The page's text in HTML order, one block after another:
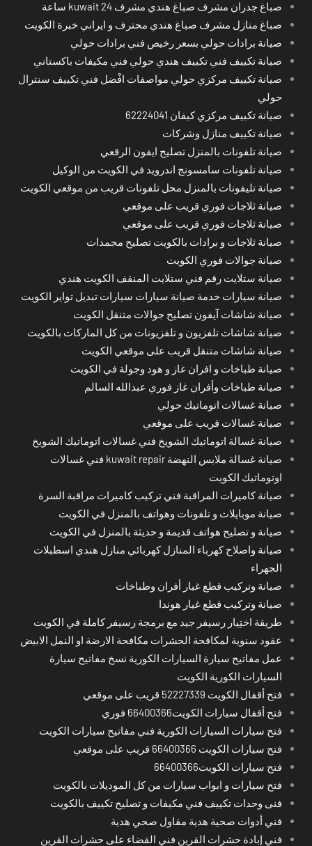
صباغ جدران مشرف صباغ هندي مشرف kuwait 24 ساعة
صباغ منازل مشرف صباغ هندي محترف و ايراني خبرة الكويت
صيانة برادات حولي بسعر رخيص فني برادات حولي
صيانة تكييف فني تكييف هندي حولي فني مكيفات باكستاني
صيانة تكييف مركزي حولي مواصفات افْضل فني تكييف سنترال
حولي
صيانة تكييف مركزي كيفان 62224041
صيانة تكييف منازل وشركات
صيانة تلفونات بالمنزل تصليح ايفون الرقعي
صيانة تلفونات سامسونج اندرويد في الكويت من الوكيل
صيانة تليفونات بالمنزل محل تلفونات قريب من موقعي الكويت
صيانة ثلاجات فوري قريب على موقعي
صيانة ثلاجات فوري قريب على موقعي
صيانة ثلاجات و برادات بالكويت تصليح مجمدات
صيانة جوالات فوري الكويت
صيانة ستلايت رقم فني ستلايت المنقف الكويت هندي
صيانة سيارات خدمة صيانة سيارات سيارات تبديل تواير الكويت
صيانة شاشات آيفون تصليح جوالات متنقل الكويت
صيانة شاشات تلفزيون و تلفزيونات من كل الماركات بالكويت
صيانة شاشات متنقل قريب على موقعي الكويت
صيانة طباخات و افران غاز و هود وجولة في الكويت
صيانة طباخات وأفران غاز فوري عبدالله السالم
صيانة غسالات اتوماتيك حولي
صيانة غسالات قريب على موقعي
صيانة غسالة اتوماتيك الشويخ فني غسالات اتوماتيك الشويخ
صيانة غسالة ملابس النهضة kuwait repair فني غسالات
اوتوماتيك الكويت
صيانة كاميرات المراقبة فني تركيب كاميرات مراقبة السرة
صيانة موبايلات و تلفونات وهواتف بالمنزل في الكويت
صيانة و تصليح هواتف قديمة و حديثة بالمنزل في الكويت
صيانة واصلاح كهرباء المنازل كهربائي منازل هندي اسطبلات
الجهراء
صيانة وتركيب قطع غيار أفران وطباخات
صيانة وتركيب قطع غيار هوندا
طريقة اختِيار رسيفر جيد مع برمجة رسيفر كاملة في الكويت
عقود سنوية لمكافحة الحشرات مكافحة الارضة او النمل الابيض
عمل مفاتيح سيارة السيارات الكورية نسخ مفاتيح سيارة
السيارات الكورية الكويت
فتح أقفال الكويت 52227339 قريب على موقعي
فتح أقفال سيارات الكويت66400366 فوري
فتح سيارات السيارات الكورية فني مفاتيح سيارات الكويت
فتح سيارات الكويت 66400366 قريب على موقعي
فتح سيارات الكويت66400366
فتح سيارات و ابواب سيارات من كل الموديلات بالكويت
فنى وحدات تكييف فني مكيفات و تصليح تكييف بالكويت
فني أدوات صحية هدية مقاول صحي هدية
فني إبادة حشرات القرين فني القضاء على حشرات القرين